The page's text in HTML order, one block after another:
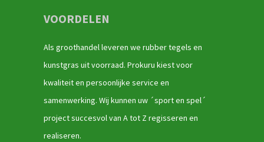
VOORDELEN
Als groothandel leveren we rubber tegels en
kunstgras uit voorraad. Prokuru kiest voor
kwaliteit en persoonlijke service en
samenwerking. Wij kunnen uw ´sport en spel´
project succesvol van A tot Z regisseren en
realiseren.